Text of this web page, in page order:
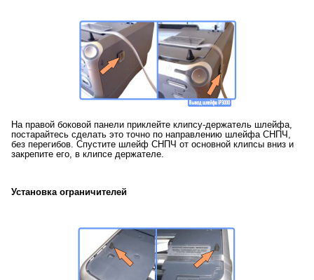
На правой боковой панели приклейте клипсу-держатель шлейфа,
постарайтесь сделать это точно по направлению шлейфа СНПЧ,
без перегибов. Спустите шлейф СНПЧ от основной клипсы вниз и
закрепите его, в клипсе держателе.
Установка ограничителей